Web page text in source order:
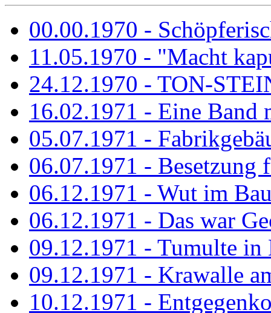
00.00.1970 -
11.05.1970 - "Macht
24.12.1970 - TON-
16.02.1971 - Eine Band
05.07.1971 -
06.07.1971 - Besetzung
06.12.1971 - Wut im
06.12.1971 - Das war
09.12.1971 - Tumulte in
09.12.1971 - Krawalle
10.12.1971 -